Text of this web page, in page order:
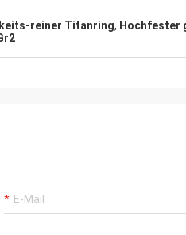
reiner Titanring, Hochfester